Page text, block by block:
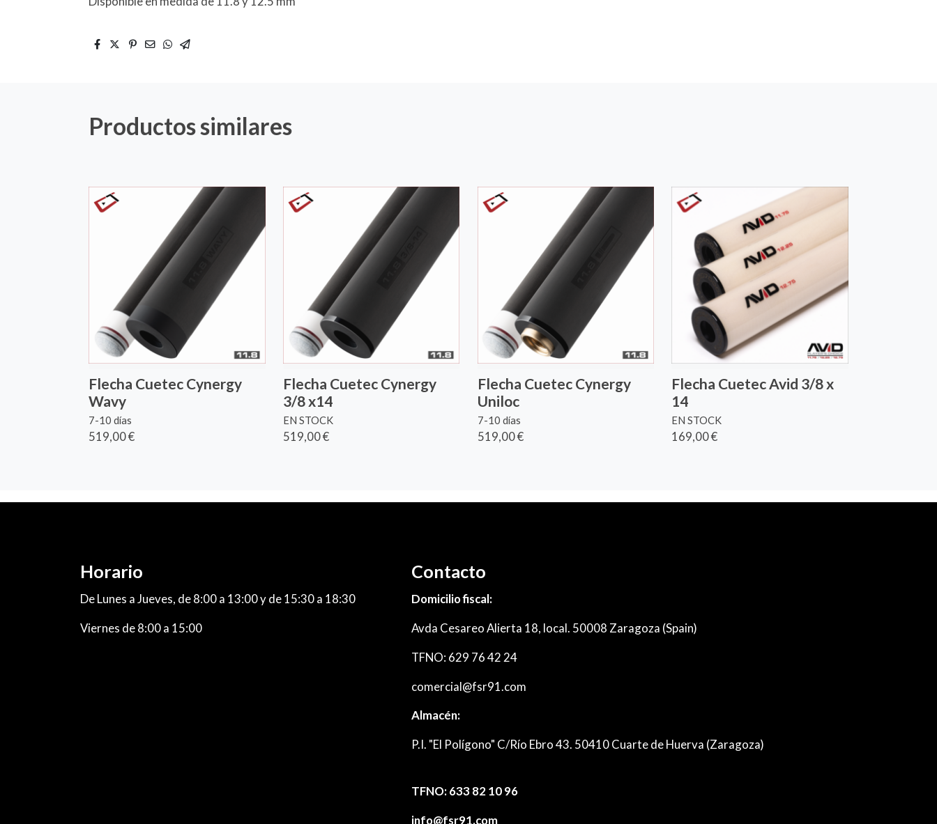
Productos similares
Flecha Cuetec Cynergy
Wavy
7-10 días
519,00 €
Flecha Cuetec Cynergy
3/8 x14
EN STOCK
519,00 €
Flecha Cuetec Cynergy
Uniloc
7-10 días
519,00 €
Flecha Cuetec Avid 3/8 x
14
EN STOCK
169,00 €
Horario
De Lunes a Jueves, de 8:00 a 13:00 y de 15:30 a 18:30
Viernes de 8:00 a 15:00
Contacto
Domicilio fiscal:
Avda Cesareo Alierta 18, local. 50008 Zaragoza (Spain)
TFNO: 629 76 42 24
comercial@fsr91.com
Almacén:
P.I. "El Polígono" C/Río Ebro 43. 50410 Cuarte de Huerva (Zaragoza)
TFNO: 633 82 10 96
info@fsr91.com